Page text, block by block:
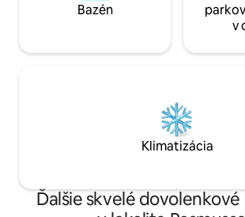
Bazén
v
Klimatizácia
Ďalšie skvelé